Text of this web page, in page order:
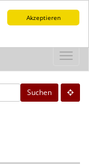
Akzeptieren
Suchen